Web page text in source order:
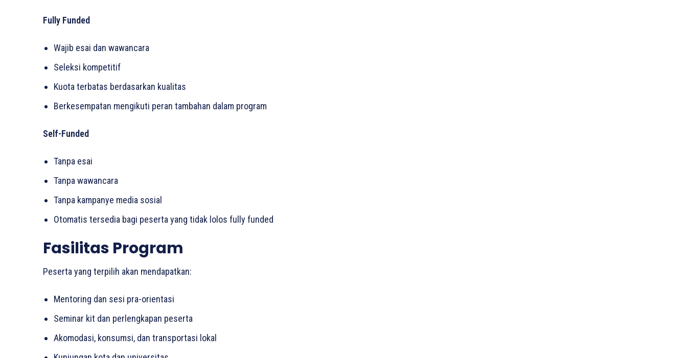
Fully Funded
Wajib esai dan wawancara
Seleksi kompetitif
Kuota terbatas berdasarkan kualitas
Berkesempatan mengikuti peran tambahan dalam program
Self-Funded
Tanpa esai
Tanpa wawancara
Tanpa kampanye media sosial
Otomatis tersedia bagi peserta yang tidak lolos fully funded
Fasilitas Program
Peserta yang terpilih akan mendapatkan:
Mentoring dan sesi pra-orientasi
Seminar kit dan perlengkapan peserta
Akomodasi, konsumsi, dan transportasi lokal